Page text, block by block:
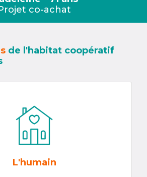
co-achat
de l'habitat coopératif
L'humain